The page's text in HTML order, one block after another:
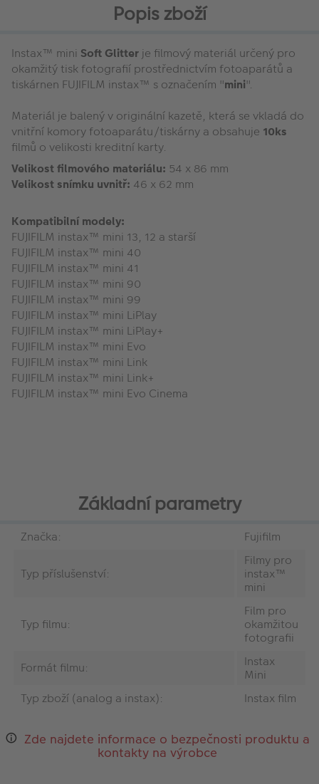
Popis zboží
Instax™ mini Soft Glitter je filmový materiál určený pro
okamžitý tisk fotografií prostřednictvím fotoaparátů a
tiskárnen FUJIFILM instax™ s označením "mini".
Materiál je balený v originální kazetě, která se vkladá do
vnitřní komory fotoaparátu/tiskárny a obsahuje 10ks
filmů o velikosti kreditní karty.
Velikost filmového materiálu: 54 x 86 mm
Velikost snímku uvnitř: 46 x 62 mm
Kompatibilní modely:
FUJIFILM instax™ mini 13, 12 a starší
FUJIFILM instax™ mini 40
FUJIFILM instax™ mini 41
FUJIFILM instax™ mini 90
FUJIFILM instax™ mini 99
FUJIFILM instax™ mini LiPlay
FUJIFILM instax™ mini LiPlay+
FUJIFILM instax™ mini Evo
FUJIFILM instax™ mini Link
FUJIFILM instax™ mini Link+
FUJIFILM instax™ mini Evo Cinema
Základní parametry
Značka: Fujifilm
Typ příslušenství:
Filmy pro
instax™
mini
Typ filmu:
Film pro
okamžitou
fotografii
Formát filmu:
Instax
Mini
Typ zboží (analog a instax):
Instax film
Zde najdete informace o bezpečnosti produktu a
kontakty na výrobce